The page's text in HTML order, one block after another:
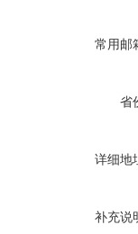
常用邮
省
详细地
补充说